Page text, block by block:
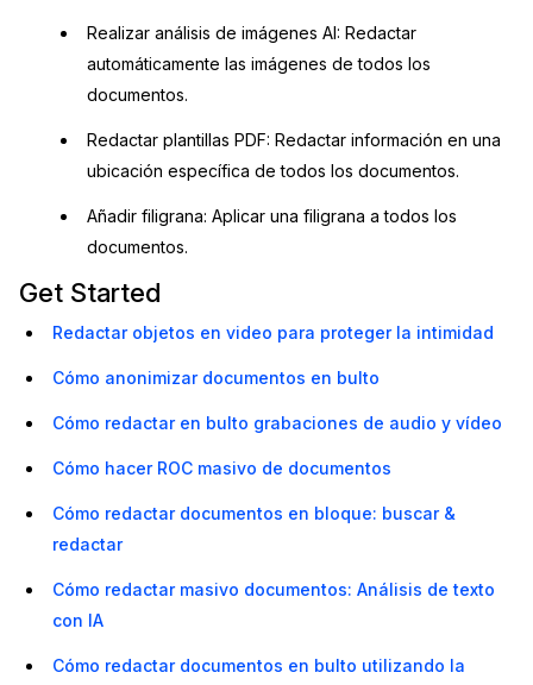
Realizar análisis de imágenes AI: Redactar
automáticamente las imágenes de todos los
documentos.
Redactar plantillas PDF: Redactar información en una
ubicación específica de todos los documentos.
Añadir filigrana: Aplicar una filigrana a todos los
documentos.
Get Started
Redactar objetos en video para proteger la intimidad
Cómo anonimizar documentos en bulto
Cómo redactar en bulto grabaciones de audio y vídeo
Cómo hacer ROC masivo de documentos
Cómo redactar documentos en bloque: buscar &
redactar
Cómo redactar masivo documentos: Análisis de texto
con IA
Cómo redactar documentos en bulto utilizando la